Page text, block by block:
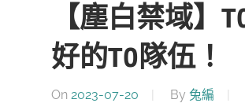
【塵白禁域】
好的T0隊伍！
On 2023-07-20 By 兔編